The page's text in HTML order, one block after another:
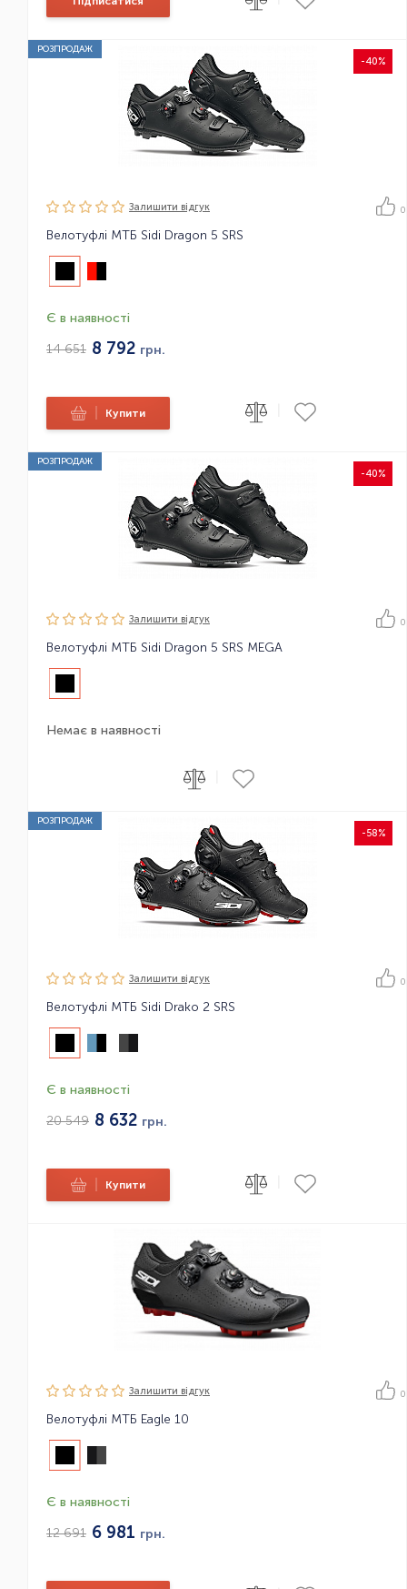
РОЗПРОДАЖ
-40%
Залишити вiдгук 0
Велотуфлі МТБ Sidi Dragon 5 SRS
Є в наявності
14 651 8 792 грн.
Купити
РОЗПРОДАЖ
-40%
Залишити вiдгук 0
Велотуфлі МТБ Sidi Dragon 5 SRS MEGA
Немає в наявності
РОЗПРОДАЖ
-58%
Залишити вiдгук 0
Велотуфлі МТБ Sidi Drako 2 SRS
Є в наявності
20 549 8 632 грн.
Купити
Залишити вiдгук 0
Велотуфлі МТБ Eagle 10
Є в наявності
12 691 6 981 грн.